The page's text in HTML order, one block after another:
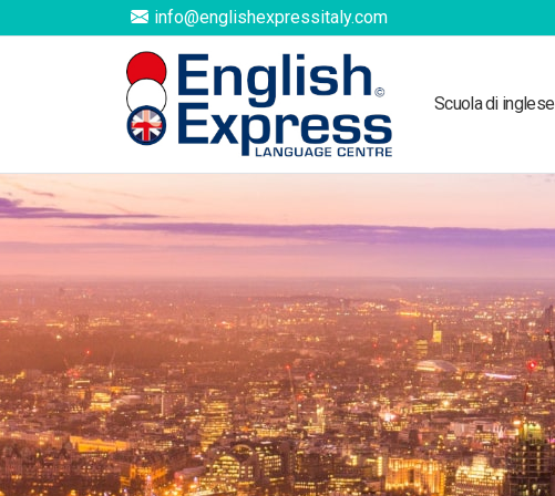
info@englishexpressitaly.com
Scuola di inglese